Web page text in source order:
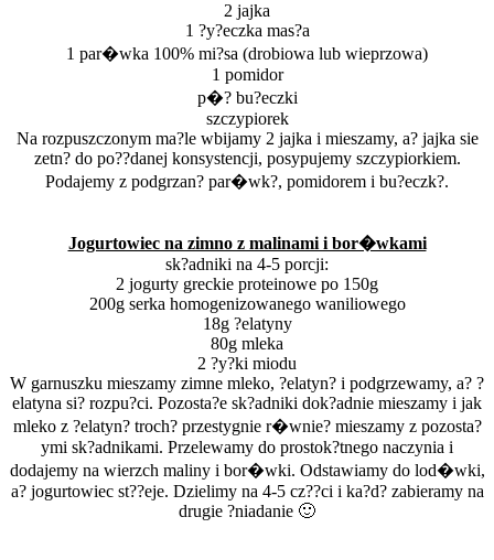
2 jajka
1 ?y?eczka mas?a
1 par�wka 100% mi?sa (drobiowa lub wieprzowa)
1 pomidor
p�? bu?eczki
szczypiorek
Na rozpuszczonym ma?le wbijamy 2 jajka i mieszamy, a? jajka sie
zetn? do po??danej konsystencji, posypujemy szczypiorkiem.
Podajemy z podgrzan? par�wk?, pomidorem i bu?eczk?.
Jogurtowiec na zimno z malinami i bor�wkami
sk?adniki na 4-5 porcji:
2 jogurty greckie proteinowe po 150g
200g serka homogenizowanego waniliowego
18g ?elatyny
80g mleka
2 ?y?ki miodu
W garnuszku mieszamy zimne mleko, ?elatyn? i podgrzewamy, a? ?
elatyna si? rozpu?ci. Pozosta?e sk?adniki dok?adnie mieszamy i jak
mleko z ?elatyn? troch? przestygnie r�wnie? mieszamy z pozosta?
ymi sk?adnikami. Przelewamy do prostok?tnego naczynia i
dodajemy na wierzch maliny i bor�wki. Odstawiamy do lod�wki,
a? jogurtowiec st??eje. Dzielimy na 4-5 cz??ci i ka?d? zabieramy na
drugie ?niadanie 🙂